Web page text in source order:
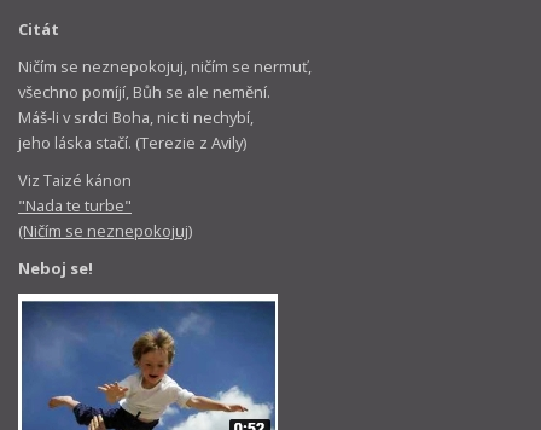
Citát
Ničím se neznepokojuj, ničím se nermuť,
všechno pomíjí, Bůh se ale nemění.
Máš-li v srdci Boha, nic ti nechybí,
jeho láska stačí. (Terezie z Avily)
Viz Taizé kánon
"Nada te turbe"
(Ničím se neznepokojuj)
Neboj se!